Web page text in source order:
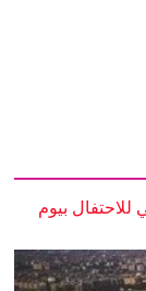
للاحتفال بيوم